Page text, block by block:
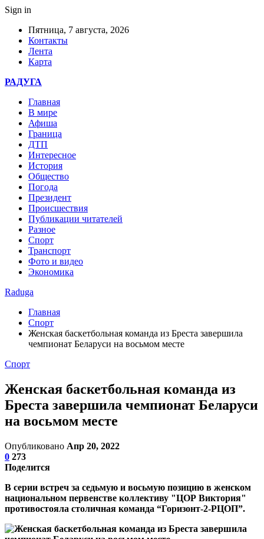
Sign in
Пятница, 7 августа, 2026
Контакты
Лента
Карта
РАДУГА
Главная
В мире
Афиша
Граница
ДТП
Интересное
История
Общество
Погода
Президент
Происшествия
Публикации читателей
Разное
Спорт
Транспорт
Фото и видео
Экономика
Raduga
Главная
Спорт
Женская баскетбольная команда из Бреста завершила
чемпионат Беларуси на восьмом месте
Спорт
Женская баскетбольная команда из
Бреста завершила чемпионат Беларуси
на восьмом месте
Опубликовано Апр 20, 2022
0 273
Поделится
В серии встреч за седьмую и восьмую позицию в женском
национальном первенстве коллективу "ЦОР Виктория"
противостояла столичная команда “Горизонт-2-РЦОП”.